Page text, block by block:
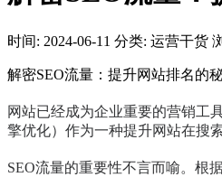
时间: 2024-06-11 分类: 运营干货
解密SEO流量：提升网站排名的
网站已经成为企业重要的营销工
擎优化）作为一种提升网站在搜
SEO流量的重要性不言而喻。根